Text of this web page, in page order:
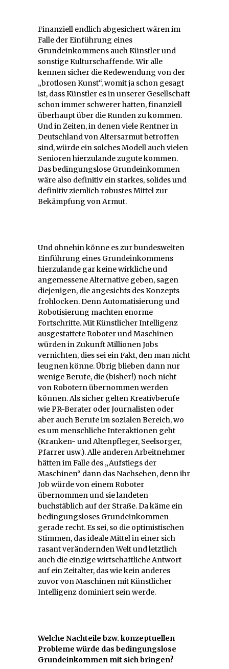
Finanziell endlich abgesichert wären im
Falle der Einführung eines
Grundeinkommens auch Künstler und
sonstige Kulturschaffende. Wir alle
kennen sicher die Redewendung von der
„brotlosen Kunst“, womit ja schon gesagt
ist, dass Künstler es in unserer Gesellschaft
schon immer schwerer hatten, finanziell
überhaupt über die Runden zu kommen.
Und in Zeiten, in denen viele Rentner in
Deutschland von Altersarmut betroffen
sind, würde ein solches Modell auch vielen
Senioren hierzulande zugute kommen.
Das bedingungslose Grundeinkommen
wäre also definitiv ein starkes, solides und
definitiv ziemlich robustes Mittel zur
Bekämpfung von Armut.
Und ohnehin könne es zur bundesweiten
Einführung eines Grundeinkommens
hierzulande gar keine wirkliche und
angemessene Alternative geben, sagen
diejenigen, die angesichts des Konzepts
frohlocken. Denn Automatisierung und
Robotisierung machten enorme
Fortschritte. Mit Künstlicher Intelligenz
ausgestattete Roboter und Maschinen
würden in Zukunft Millionen Jobs
vernichten, dies sei ein Fakt, den man nicht
leugnen könne. Übrig blieben dann nur
wenige Berufe, die (bisher!) noch nicht
von Robotern übernommen werden
können. Als sicher gelten Kreativberufe
wie PR-Berater oder Journalisten oder
aber auch Berufe im sozialen Bereich, wo
es um menschliche Interaktionen geht
(Kranken- und Altenpfleger, Seelsorger,
Pfarrer usw.). Alle anderen Arbeitnehmer
hätten im Falle des „Aufstiegs der
Maschinen“ dann das Nachsehen, denn ihr
Job würde von einem Roboter
übernommen und sie landeten
buchstäblich auf der Straße. Da käme ein
bedingungsloses Grundeinkommen
gerade recht. Es sei, so die optimistischen
Stimmen, das ideale Mittel in einer sich
rasant verändernden Welt und letztlich
auch die einzige wirtschaftliche Antwort
auf ein Zeitalter, das wie kein anderes
zuvor von Maschinen mit Künstlicher
Intelligenz dominiert sein werde.
Welche Nachteile bzw. konzeptuellen
Probleme würde das bedingungslose
Grundeinkommen mit sich bringen?